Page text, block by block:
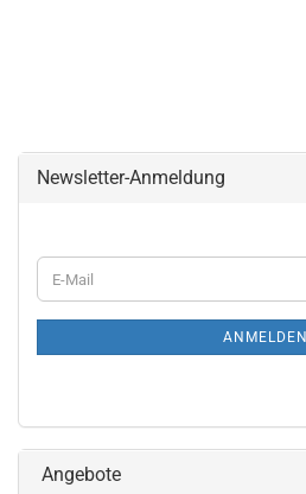
Newsletter-Anmeldung
WEITER
ZUR
E-
Mail
ANMELDEN
Angebote